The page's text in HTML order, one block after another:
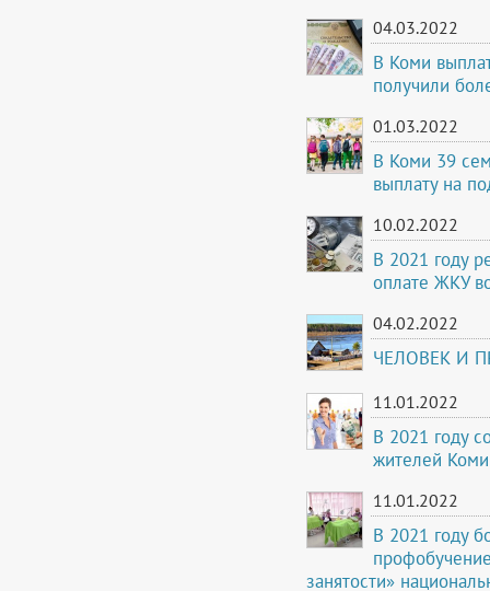
04.03.2022
В Коми
получили
01.03.2022
В Коми 39
выплату на
10.02.2022
В 2021 году
оплате ЖКУ
04.02.2022
ЧЕЛОВЕК И
11.01.2022
В 2021 году
жителей
11.01.2022
В 2021 году
занятости»